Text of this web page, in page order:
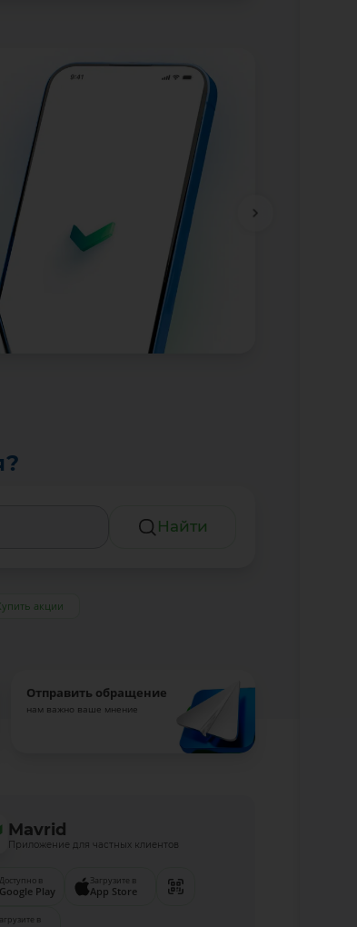
Найти
акции
Отправить обращение
нам важно ваше мнение
Mavrid
Приложение для частных клиентов
Доступно в
Google Play
Загрузите в
App Store
в